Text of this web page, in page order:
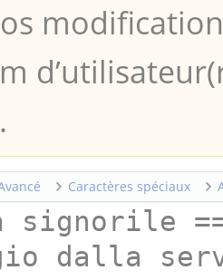
Caractères spéciaux